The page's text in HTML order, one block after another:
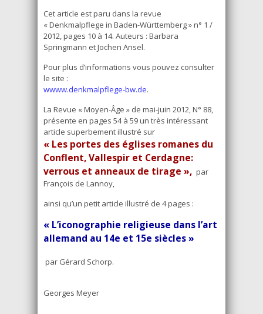
Cet article est paru dans la revue
« Denkmalpflege in Baden-Württemberg » n° 1 /
2012, pages 10 à 14. Auteurs : Barbara
Springmann et Jochen Ansel.
Pour plus d’informations vous pouvez consulter
le site :
wwww.denkmalpflege-bw.de.
La Revue « Moyen-Âge » de mai-juin 2012, N° 88,
présente en pages 54 à 59 un très intéressant
article superbement illustré sur
« Les portes des églises romanes du
Conflent, Vallespir et Cerdagne:
verrous et anneaux de tirage », par
François de Lannoy,
ainsi qu’un petit article illustré de 4 pages :
« L’iconographie religieuse dans l’art
allemand au 14e et 15e siècles »
par Gérard Schorp.
Georges Meyer